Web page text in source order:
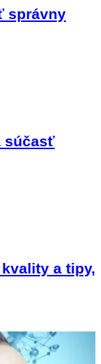
správny
súčasť
a tipy,